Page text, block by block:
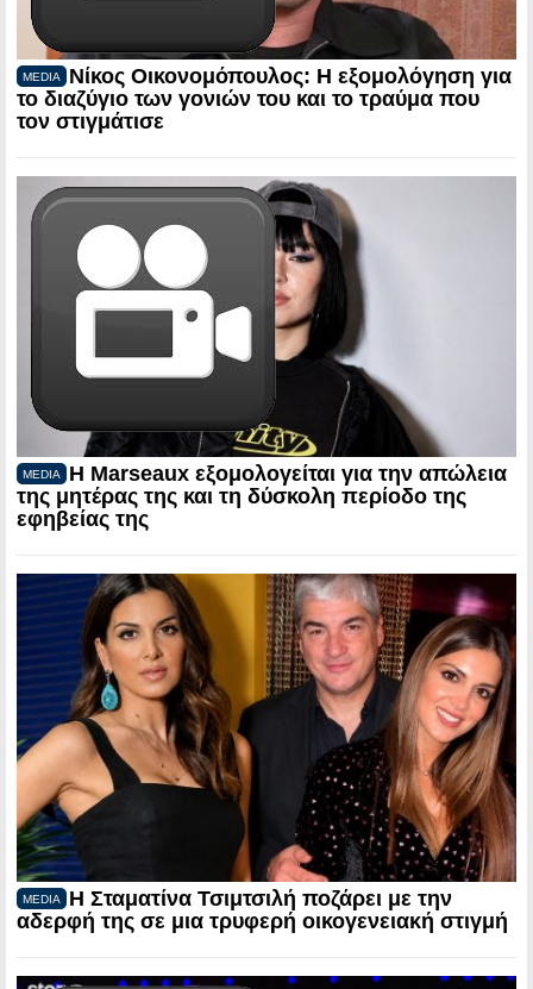
MEDIA
Νίκος Οικονομόπουλος: Η εξομολόγηση για
το διαζύγιο των γονιών του και το τραύμα που
τον στιγμάτισε
MEDIA
Η Marseaux εξομολογείται για την απώλεια
της μητέρας της και τη δύσκολη περίοδο της
εφηβείας της
MEDIA
Η Σταματίνα Τσιμτσιλή ποζάρει με την
αδερφή της σε μια τρυφερή οικογενειακή στιγμή